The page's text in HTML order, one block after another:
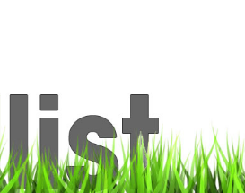
Timothy Chandler
Stefan Aigner
Mario Götze